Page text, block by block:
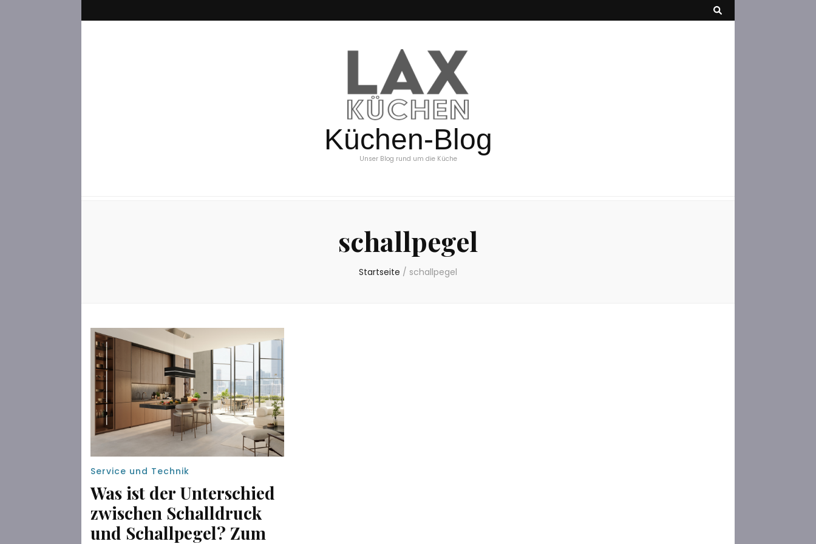
Küchen-Blog
Unser Blog rund um die Küche
schallpegel
Startseite / schallpegel
Service und Technik
Was ist der Unterschied
zwischen Schalldruck
und Schallpegel? Zum